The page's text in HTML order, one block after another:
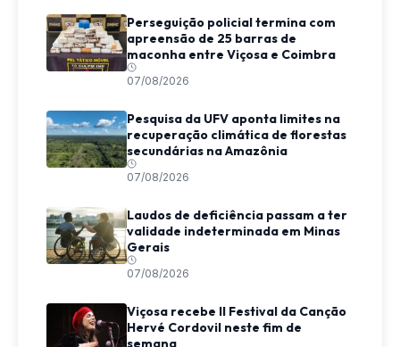
Perseguição policial termina com
apreensão de 25 barras de
maconha entre Viçosa e Coimbra
07/08/2026
Pesquisa da UFV aponta limites na
recuperação climática de florestas
secundárias na Amazônia
07/08/2026
Laudos de deficiência passam a ter
validade indeterminada em Minas
Gerais
07/08/2026
Viçosa recebe II Festival da Canção
Hervé Cordovil neste fim de
semana